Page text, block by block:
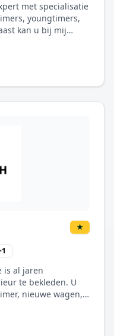
met specialisatie
youngtimers,
expert
★
1
is al jaren
te bekleden. U
nieuwe wagen,
onze klanten hoog
de meest